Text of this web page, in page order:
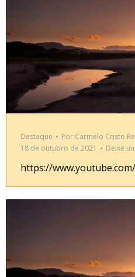
Destaque Por Carmelo Cristo
18 de outubro de 2021
Deixe
https://